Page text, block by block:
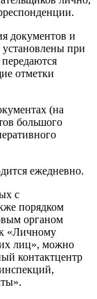
документов и
при
отметки
(на
большого
ежедневно.
с
порядком
органом
«Личному
лиц», можно
контактцентр